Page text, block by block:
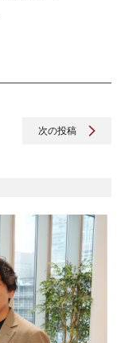
次の投稿